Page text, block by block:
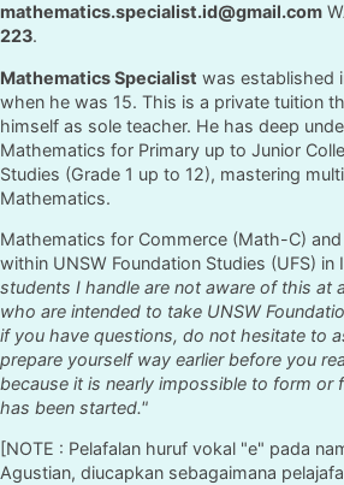
mathematics.specialist.id@gmail.com
223.
Mathematics Specialist was established
when he was 15. This is a private tuition
himself as sole teacher. He has deep
Mathematics for Primary up to Junior
Studies (Grade 1 up to 12), mastering
Mathematics.
Mathematics for Commerce (Math-C)
within UNSW Foundation Studies (UFS) in
students I handle are not aware of this at
who are intended to take UNSW
if you have questions, do not hesitate to
prepare yourself way earlier before you
because it is nearly impossible to form or
has been started."
[NOTE : Pelafalan huruf vokal "e" pada
Agustian, diucapkan sebagaimana